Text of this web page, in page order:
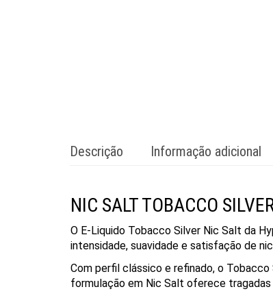
Descrição Informação adicional
NIC SALT TOBACCO
O E-Liquido Tobacco Silver Nic Salt da
intensidade, suavidade e satisfação de
Com perfil clássico e refinado, o
formulação em Nic Salt oferece